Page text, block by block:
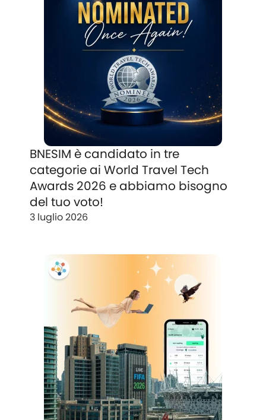
BNESIM è candidato in tre
categorie ai World Travel Tech
Awards 2026 e abbiamo bisogno
del tuo voto!
3 luglio 2026